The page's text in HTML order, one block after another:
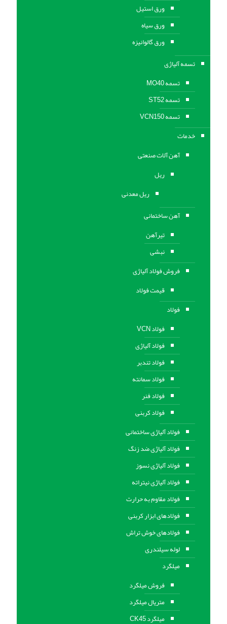
ورق استیل
ورق سیاه
ورق گالوانیزه
تسمه آلیاژی
تسمه MO40
تسمه ST52
تسمه VCN150
خدمات
آهن آلات صنعتی
ریل
ریل معدنی
آهن ساختمانی
تیرآهن
نبشی
فروش فولاد آلیاژی
قیمت فولاد
فولاد
فولاد VCN
فولاد آلیاژی
فولاد تندبر
فولاد سمانته
فولاد فنر
فولاد کربنی
فولاد آلیاژی ساختمانی
فولاد آلیاژی ضد زنگ
فولاد آلیاژی نسوز
فولاد آلیاژی نیتراته
فولاد مقاوم به حرارت
فولادهای ابزار کربنی
فولادهای خوش تراش
لوله سیلندری
میلگرد
فروش میلگرد
متریال میلگرد
میلگرد CK45